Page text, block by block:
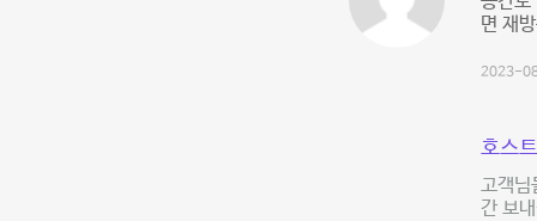
면 재
2023-
호스
고객님
간 보